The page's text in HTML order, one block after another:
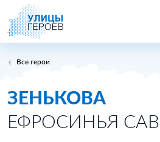
Все герои
ЗЕНЬКОВА
ЕФРОСИНЬЯ